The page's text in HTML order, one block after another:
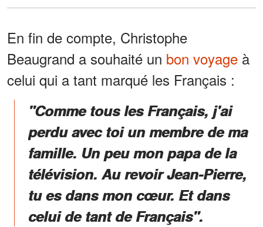
En fin de compte, Christophe
Beaugrand a souhaité un bon voyage à
celui qui a tant marqué les Français :
"Comme tous les Français, j'ai
perdu avec toi un membre de ma
famille. Un peu mon papa de la
télévision. Au revoir Jean-Pierre,
tu es dans mon cœur. Et dans
celui de tant de Français".